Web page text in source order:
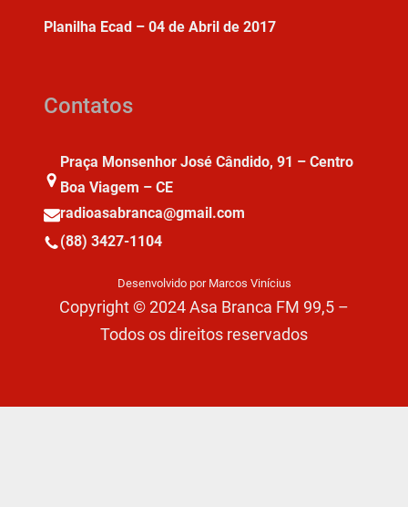
Planilha Ecad – 04 de Abril de 2017
Contatos
Praça Monsenhor José Cândido, 91 – Centro
Boa Viagem – CE
radioasabranca@gmail.com
(88) 3427-1104
Desenvolvido por Marcos Vinícius
Copyright © 2024 Asa Branca FM 99,5 –
Todos os direitos reservados